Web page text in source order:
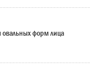
овальных форм лица